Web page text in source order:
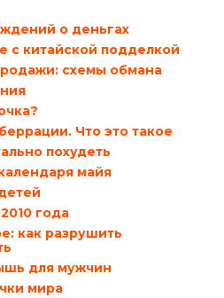
о деньгах
с китайской подделкой
схемы обмана
Что это такое
похудеть
майя
года
как разрушить
для мужчин
мира